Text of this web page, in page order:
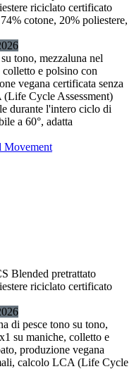
riciclato certificato
cotone, 20% poliestere,
tono, mezzaluna nel
e polsino con
vegana certificata senza
Cycle Assessment)
durante l'intero ciclo di
a 60°, adatta
Movement
Blended pretrattato
riciclato certificato
di pesce tono su tono,
su maniche, colletto e
produzione vegana
calcolo LCA (Life Cycle